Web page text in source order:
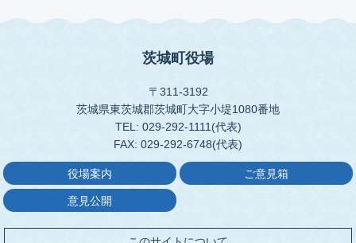
茨城町役場
〒311-3192
茨城県東茨城郡茨城町大字小堤1080番地
TEL: 029-292-1111(代表)
FAX: 029-292-6748(代表)
役場案内 ご意見箱
意見公開